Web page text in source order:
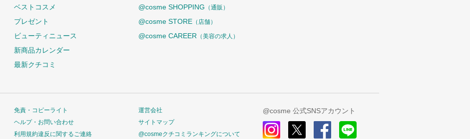
ベストコスメ
プレゼント
ビューティニュース
新商品カレンダー
最新クチコミ
@cosme SHOPPING （通販）
@cosme STORE （店舗）
@cosme CAREER （美容の求人）
免責・コピーライト
ヘルプ・お問い合わせ
利用規約違反に関するご連絡
運営会社
サイトマップ
@cosmeクチコミランキングについて
@cosme 公式SNSアカウント